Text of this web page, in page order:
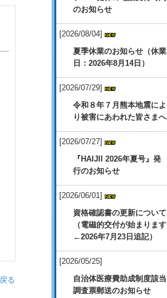
る
のお知らせ
[2026/08/04]
夏季休業のお知らせ（休業
日：2026年8月14日）
[2026/07/29]
令和８年７月熊本地震によ
り被害にあわれた皆さまへ
[2026/07/27]
『HAIJII 2026年夏号』発
行のお知らせ
[2026/06/01]
資格確認書の更新について
（電磁的交付が始まります
←2026年7月23日追記）
[2026/05/25]
自治体医療費助成制度該当
調査票郵送のお知らせ